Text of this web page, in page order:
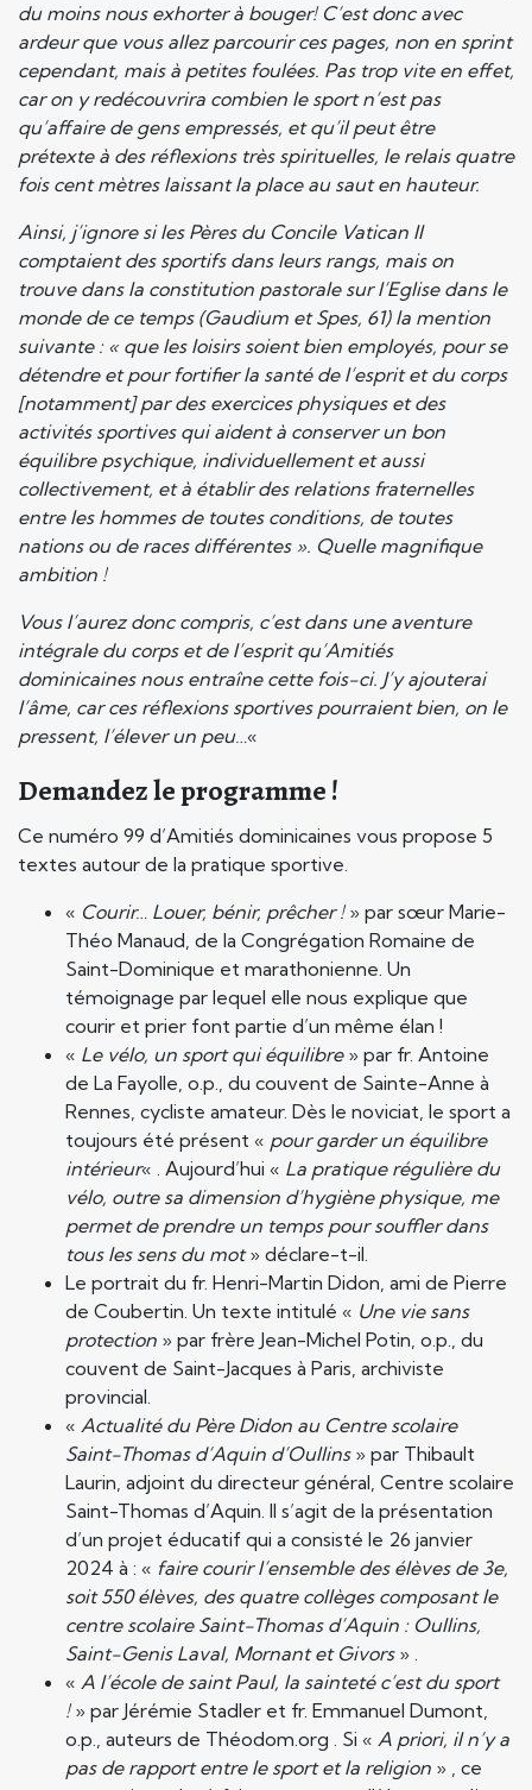
du moins nous exhorter à bouger! C’est donc avec
ardeur que vous allez parcourir ces pages, non en sprint
cependant, mais à petites foulées. Pas trop vite en effet,
car on y redécouvrira combien le sport n’est pas
qu’affaire de gens empressés, et qu’il peut être
prétexte à des réflexions très spirituelles, le relais quatre
fois cent mètres laissant la place au saut en hauteur.
Ainsi, j’ignore si les Pères du Concile Vatican II
comptaient des sportifs dans leurs rangs, mais on
trouve dans la constitution pastorale sur l’Eglise dans le
monde de ce temps (Gaudium et Spes, 61) la mention
suivante : « que les loisirs soient bien employés, pour se
détendre et pour fortifier la santé de l’esprit et du corps
[notamment] par des exercices physiques et des
activités sportives qui aident à conserver un bon
équilibre psychique, individuellement et aussi
collectivement, et à établir des relations fraternelles
entre les hommes de toutes conditions, de toutes
nations ou de races différentes ». Quelle magnifique
ambition !
Vous l’aurez donc compris, c’est dans une aventure
intégrale du corps et de l’esprit qu’Amitiés
dominicaines nous entraîne cette fois-ci. J’y ajouterai
l’âme, car ces réflexions sportives pourraient bien, on le
pressent, l’élever un peu…«
Demandez le programme !
Ce numéro 99 d’Amitiés dominicaines vous propose 5
textes autour de la pratique sportive.
« Courir… Louer, bénir, prêcher !» par sœur Marie-
Théo Manaud, de la Congrégation Romaine de
Saint-Dominique et marathonienne. Un
témoignage par lequel elle nous explique que
courir et prier font partie d’un même élan !
« Le vélo, un sport qui équilibre» par fr. Antoine
de La Fayolle, o.p., du couvent de Sainte-Anne à
Rennes, cycliste amateur. Dès le noviciat, le sport a
toujours été présent « pour garder un équilibre
intérieur« . Aujourd’hui « La pratique régulière du
vélo, outre sa dimension d’hygiène physique, me
permet de prendre un temps pour souffler dans
tous les sens du mot» déclare-t-il.
Le portrait du fr. Henri-Martin Didon, ami de Pierre
de Coubertin. Un texte intitulé « Une vie sans
protection » par frère Jean-Michel Potin, o.p., du
couvent de Saint-Jacques à Paris, archiviste
provincial.
« Actualité du Père Didon au Centre scolaire
Saint-Thomas d’Aquin d’Oullins» par Thibault
Laurin, adjoint du directeur général, Centre scolaire
Saint-Thomas d’Aquin. Il s’agit de la présentation
d’un projet éducatif qui a consisté le 26 janvier
2024 à : « faire courir l’ensemble des élèves de 3e,
soit 550 élèves, des quatre collèges composant le
centre scolaire Saint-Thomas d’Aquin : Oullins,
Saint-Genis Laval, Mornant et Givors» .
« A l’école de saint Paul, la sainteté c’est du sport
!» par Jérémie Stadler et fr. Emmanuel Dumont,
o.p., auteurs de Théodom.org . Si « A priori, il n’y a
pas de rapport entre le sport et la religion » , ce